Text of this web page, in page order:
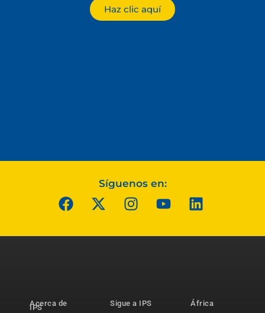
Haz clic aquí
Síguenos en:
Acerca de
IPS
Sigue a IPS
África